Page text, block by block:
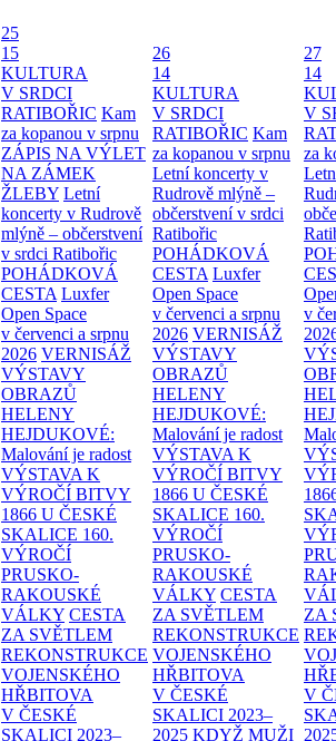
25
15
KULTURA
V SRDCI
RATIBOŘIC Kam
za kopanou v srpnu
ZÁPIS NA VÝLET
NA ZÁMEK
ŽLEBY Letní
koncerty v Rudrově
mlýně – občerstvení
v srdci Ratibořic
POHÁDKOVÁ
CESTA Luxfer
Open Space
v červenci a srpnu
2026 VERNISÁŽ
VÝSTAVY
OBRAZŮ
HELENY
HEJDUKOVÉ:
Malování je radost
VÝSTAVA K
VÝROČÍ BITVY
1866 U ČESKÉ
SKALICE 160.
VÝROČÍ
PRUSKO-
RAKOUSKÉ
VÁLKY CESTA
ZA SVĚTLEM
REKONSTRUKCE
VOJENSKÉHO
HŘBITOVA
V ČESKÉ
SKALICI 2023–
26
14
KULTURA
V SRDCI
RATIBOŘIC Kam
za kopanou v srpnu
Letní koncerty v
Rudrově mlýně –
občerstvení v srdci
Ratibořic
POHÁDKOVÁ
CESTA Luxfer
Open Space
v červenci a srpnu
2026 VERNISÁŽ
VÝSTAVY
OBRAZŮ
HELENY
HEJDUKOVÉ:
Malování je radost
VÝSTAVA K
VÝROČÍ BITVY
1866 U ČESKÉ
SKALICE 160.
VÝROČÍ
PRUSKO-
RAKOUSKÉ
VÁLKY CESTA
ZA SVĚTLEM
REKONSTRUKCE
VOJENSKÉHO
HŘBITOVA
V ČESKÉ
SKALICI 2023–
2025 KDYŽ MUŽI
27
14
V
za
v
ZA
V